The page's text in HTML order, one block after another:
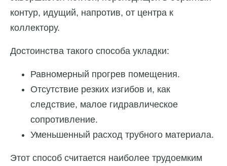
контур, идущий, напротив, от центра к
коллектору.
Достоинства такого способа укладки:
Равномерный прогрев помещения.
Отсутствие резких изгибов и, как
следствие, малое гидравлическое
сопротивление.
Уменьшенный расход трубного материала.
Этот способ считается наиболее трудоемким